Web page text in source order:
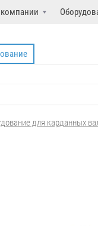
для карданных